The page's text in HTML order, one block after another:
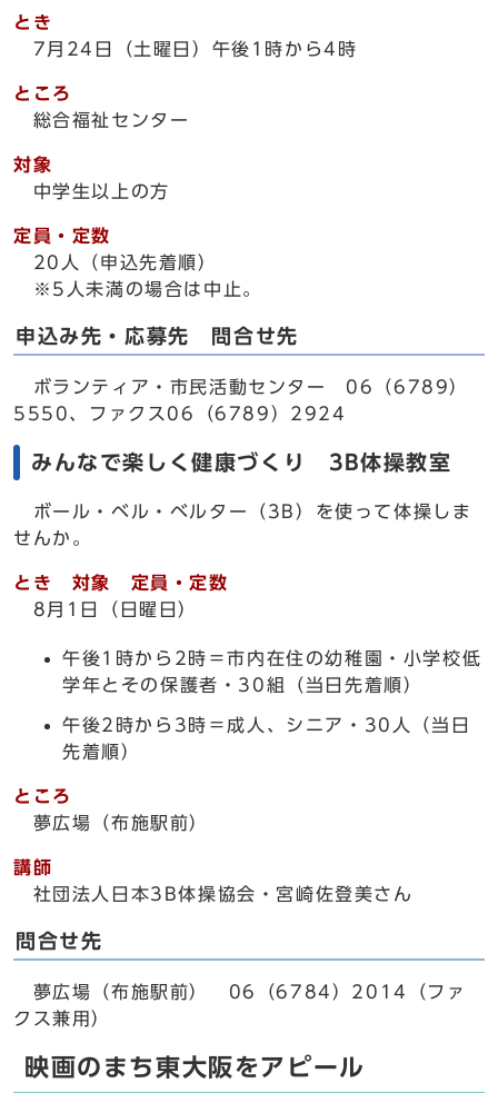
とき
7月24日（土曜日）午後1時から4時
ところ
総合福祉センター
対象
中学生以上の方
定員・定数
20人（申込先着順）
※5人未満の場合は中止。
申込み先・応募先 問合せ先
ボランティア・市民活動センター 06（6789）
5550、ファクス06（6789）2924
みんなで楽しく健康づくり 3B体操教室
ボール・ベル・ベルター（3B）を使って体操しま
せんか。
とき 対象 定員・定数
8月1日（日曜日）
午後1時から2時＝市内在住の幼稚園・小学校低
学年とその保護者・30組（当日先着順）
午後2時から3時＝成人、シニア・30人（当日
先着順）
ところ
夢広場（布施駅前）
講師
社団法人日本3B体操協会・宮崎佐登美さん
問合せ先
夢広場（布施駅前） 06（6784）2014（ファ
クス兼用）
映画のまち東大阪をアピール